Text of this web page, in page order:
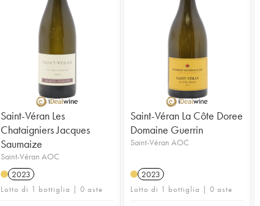
Saint-Véran Les
Chataigniers Jacques
Saumaize
Saint-Véran AOC
2023
Lotto di 1 bottiglia | 0 aste
Saint-Véran La Côte Doree
Domaine Guerrin
Saint-Véran AOC
2023
Lotto di 1 bottiglia | 0 aste